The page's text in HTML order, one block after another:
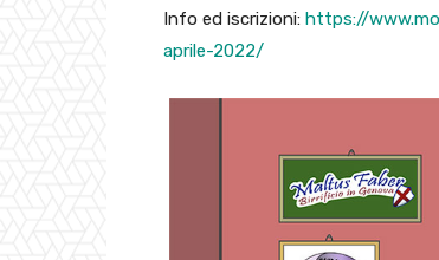
Info ed iscrizioni: https://
aprile-2022/